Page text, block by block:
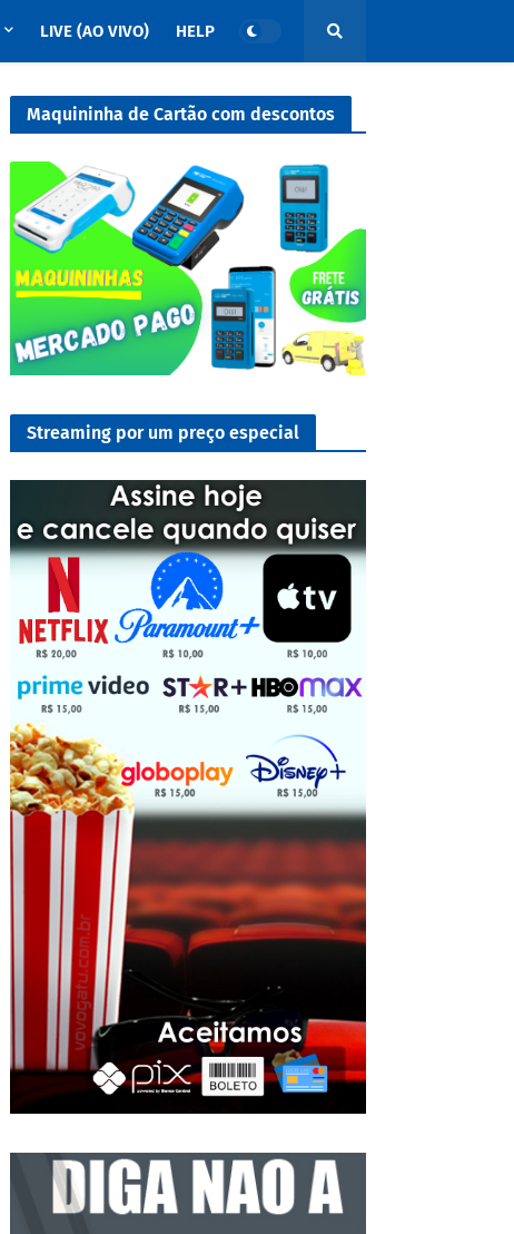
LIVE (AO VIVO) HELP
Maquininha de Cartão com descontos
Streaming por um preço especial